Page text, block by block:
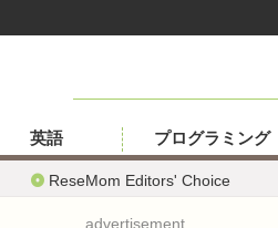
ReseMom Editors' Choice
英語 プログラミング
advertisement